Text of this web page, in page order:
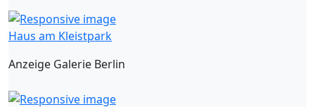
Haus am Kleistpark
Anzeige Galerie Berlin